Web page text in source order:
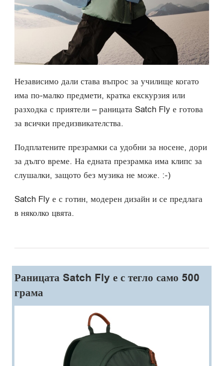
Независимо дали става въпрос за училище когато
има по-малко предмети, кратка екскурзия или
разходка с приятели – раницата Satch Fly е готова
за всички предизвикателства.
Подплатените презрамки са удобни за носене, дори
за дълго време. На едната презрамка има клипс за
слушалки, защото без музика не може. :-)
Satch Fly е с готин, модерен дизайн и се предлага
в няколко цвята.
Раницата Satch Fly е с тегло само 500
грама